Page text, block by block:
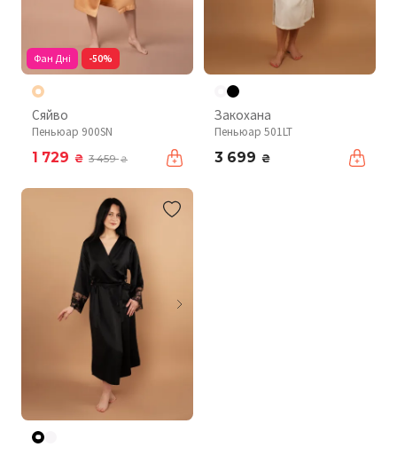
Фан Дні -50%
Сяйво
Пеньюар 900SN
1 729 ₴ 3 459₴
Закохана
Пеньюар 501LT
3 699 ₴